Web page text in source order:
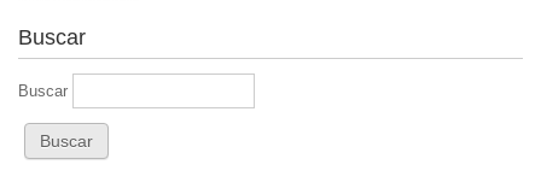
Buscar
Buscar